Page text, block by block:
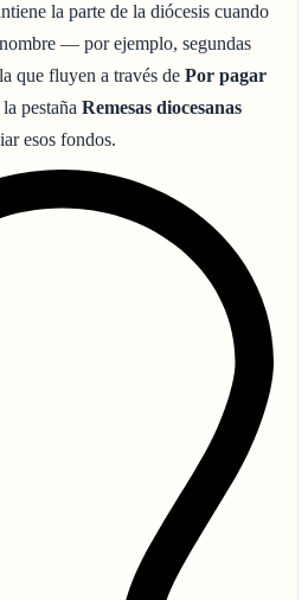
la parte de la diócesis cuando
— por ejemplo, segundas
que fluyen a través de Por pagar
pestaña Remesas diocesanas
esos fondos.